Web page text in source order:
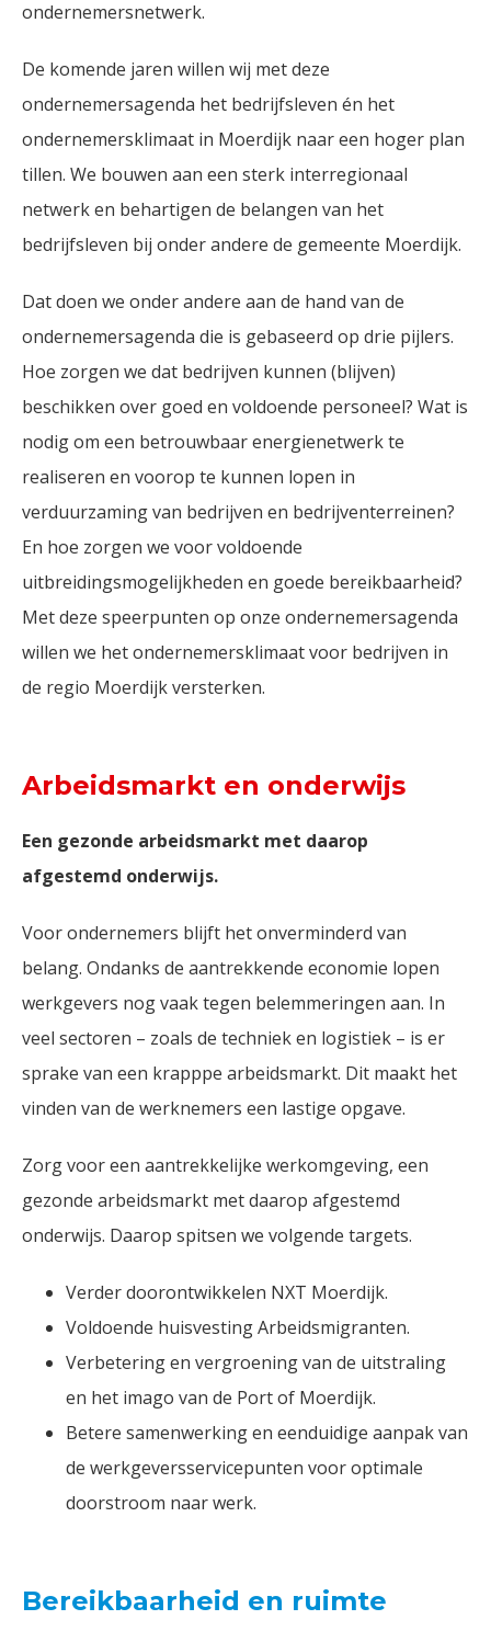
ondernemersnetwerk.
De komende jaren willen wij met deze
ondernemersagenda het bedrijfsleven én het
ondernemersklimaat in Moerdijk naar een hoger plan
tillen. We bouwen aan een sterk interregionaal
netwerk en behartigen de belangen van het
bedrijfsleven bij onder andere de gemeente Moerdijk.
Dat doen we onder andere aan de hand van de
ondernemersagenda die is gebaseerd op drie pijlers.
Hoe zorgen we dat bedrijven kunnen (blijven)
beschikken over goed en voldoende personeel? Wat is
nodig om een betrouwbaar energienetwerk te
realiseren en voorop te kunnen lopen in
verduurzaming van bedrijven en bedrijventerreinen?
En hoe zorgen we voor voldoende
uitbreidingsmogelijkheden en goede bereikbaarheid?
Met deze speerpunten op onze ondernemersagenda
willen we het ondernemersklimaat voor bedrijven in
de regio Moerdijk versterken.
Arbeidsmarkt en onderwijs
Een gezonde arbeidsmarkt met daarop
afgestemd onderwijs.
Voor ondernemers blijft het onverminderd van
belang. Ondanks de aantrekkende economie lopen
werkgevers nog vaak tegen belemmeringen aan. In
veel sectoren – zoals de techniek en logistiek – is er
sprake van een krapppe arbeidsmarkt. Dit maakt het
vinden van de werknemers een lastige opgave.
Zorg voor een aantrekkelijke werkomgeving, een
gezonde arbeidsmarkt met daarop afgestemd
onderwijs. Daarop spitsen we volgende targets.
Verder doorontwikkelen NXT Moerdijk.
Voldoende huisvesting Arbeidsmigranten.
Verbetering en vergroening van de uitstraling
en het imago van de Port of Moerdijk.
Betere samenwerking en eenduidige aanpak van
de werkgeversservicepunten voor optimale
doorstroom naar werk.
Bereikbaarheid en ruimte